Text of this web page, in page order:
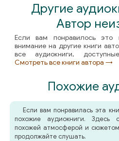
Другие
Автор
Если вам понравилось это
внимание на другие книги
все аудиокниги,
Смотреть все книги автора →
Похожие
Если вам понравилась эта
похожие аудиокниги. Здесь
похожей атмосферой и
продолжайте слушать.